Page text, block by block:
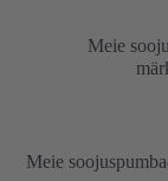
Meie
Meie